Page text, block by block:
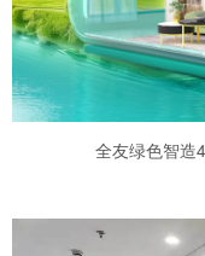
全友绿色智造